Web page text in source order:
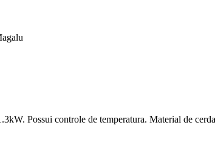
Possui controle de temperatura. Material de